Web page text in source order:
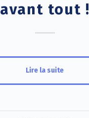
avant tout !
Lire la suite